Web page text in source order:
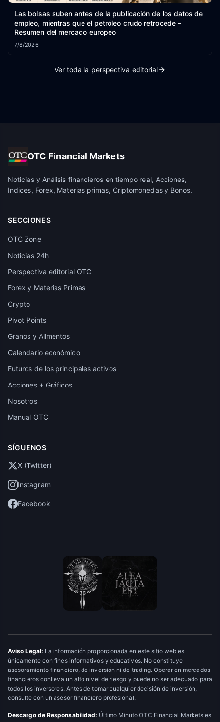
Las bolsas suben antes de la publicación de los datos de
empleo, mientras que el petróleo crudo retrocede –
Resumen del mercado europeo
7/8/2026
Ver toda la perspectiva editorial
OTC Financial Markets
Noticias y Análisis financieros en tiempo real, Acciones,
Indices, Forex, Materias primas, Criptomonedas y Bonos.
SECCIONES
OTC Zone
Noticias 24h
Perspectiva editorial OTC
Forex y Materias Primas
Crypto
Pivot Points
Granos y Alimentos
Calendario económico
Futuros de los principales activos
Acciones + Gráficos
Nosotros
Manual OTC
SÍGUENOS
X (Twitter)
Instagram
Facebook
Aviso Legal: La información proporcionada en este sitio web es
únicamente con fines informativos y educativos. No constituye
asesoramiento financiero, de inversión ni de trading. Operar en mercados
financieros conlleva un alto nivel de riesgo y puede no ser adecuado para
todos los inversores. Antes de tomar cualquier decisión de inversión,
consulte con un asesor financiero profesional.
Descargo de Responsabilidad: Último Minuto OTC Financial Markets es